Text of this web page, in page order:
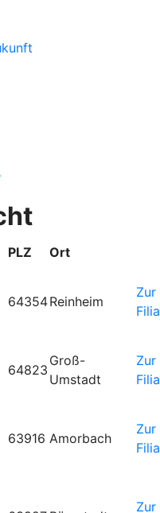
PLZ
Ort
64354Reinheim
Zur
64823
Groß-
Umstadt
Zur
63916 Amorbach
Zur
Zur